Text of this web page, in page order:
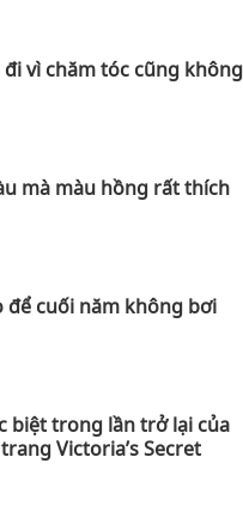
đi vì chăm tóc cũng không
mà màu hồng rất thích
để cuối năm không bơi
biệt trong lần trở lại của
Victoria’s Secret